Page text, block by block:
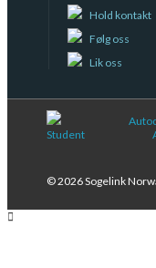
Hold kontakt
Følg oss
Lik oss
Student
© 2026 Sogelink